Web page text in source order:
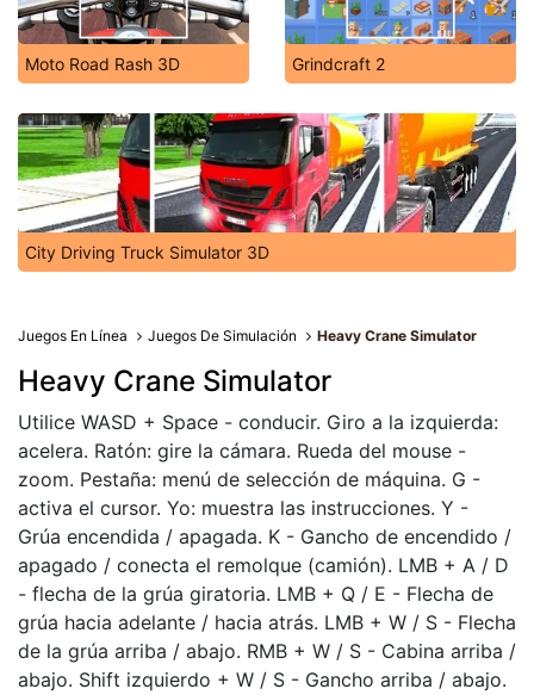
Moto Road Rash 3D Grindcraft 2
City Driving Truck Simulator 3D
Juegos En Línea Juegos De Simulación Heavy Crane Simulator
Heavy Crane Simulator
Utilice WASD + Space - conducir. Giro a la izquierda:
acelera. Ratón: gire la cámara. Rueda del mouse -
zoom. Pestaña: menú de selección de máquina. G -
activa el cursor. Yo: muestra las instrucciones. Y -
Grúa encendida / apagada. K - Gancho de encendido /
apagado / conecta el remolque (camión). LMB + A / D
- flecha de la grúa giratoria. LMB + Q / E - Flecha de
grúa hacia adelante / hacia atrás. LMB + W / S - Flecha
de la grúa arriba / abajo. RMB + W / S - Cabina arriba /
abajo. Shift izquierdo + W / S - Gancho arriba / abajo.